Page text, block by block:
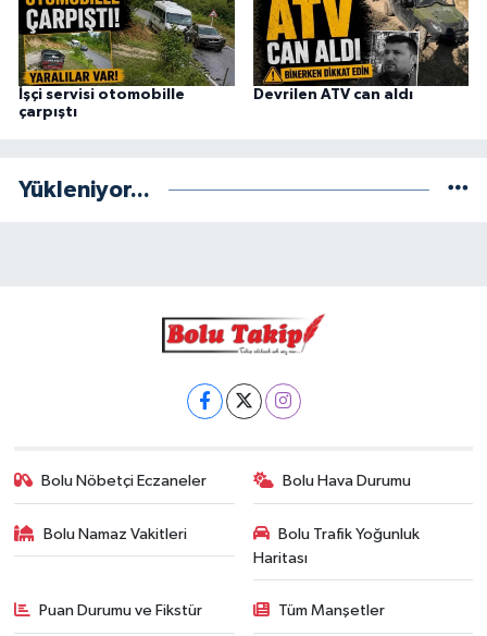
İşçi servisi otomobille
çarpıştı
Devrilen ATV can aldı
Yükleniyor...
Bolu Nöbetçi Eczaneler Bolu Hava Durumu
Bolu Namaz Vakitleri
Bolu Trafik Yoğunluk
Haritası
Puan Durumu ve Fikstür Tüm Manşetler